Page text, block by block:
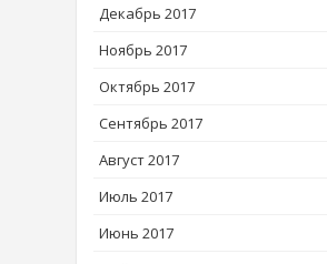
Декабрь 2017
Ноябрь 2017
Октябрь 2017
Сентябрь 2017
Август 2017
Июль 2017
Июнь 2017